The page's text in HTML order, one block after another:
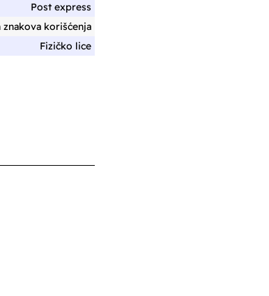
Post express
korišćenja
Fizičko lice